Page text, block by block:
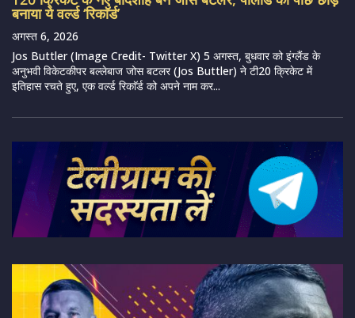
बनाया ये वर्ल्ड ‘रिकाॅर्ड’
अगस्त 6, 2026
Jos Buttler (Image Credit- Twitter X) 5 अगस्त, बुधवार को इंग्लैंड के
अनुभवी विकेटकीपर बल्लेबाज जोस बटलर (Jos Buttler) ने टी20 क्रिकेट में
इतिहास रचते हुए, एक वर्ल्ड रिकाॅर्ड को अपने नाम कर...